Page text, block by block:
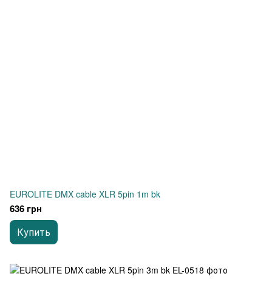
EUROLITE DMX cable XLR 5pin 1m bk
636 грн
Купить